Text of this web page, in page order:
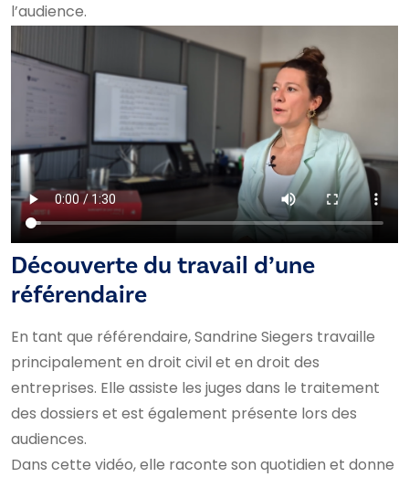
l’audience.
Découverte du travail d’une
référendaire
En tant que référendaire, Sandrine Siegers travaille
principalement en droit civil et en droit des
entreprises. Elle assiste les juges dans le traitement
des dossiers et est également présente lors des
audiences.
Dans cette vidéo, elle raconte son quotidien et donne